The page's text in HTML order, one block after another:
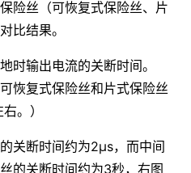
险丝（可恢复式保险丝、片
比结果。
时输出电流的关断时间。
恢复式保险丝和片式保险丝
。）
关断时间约为2μs，而中间
的关断时间约为3秒，右图